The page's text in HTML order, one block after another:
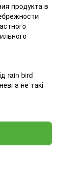
продукта в
rain bird
а не такі